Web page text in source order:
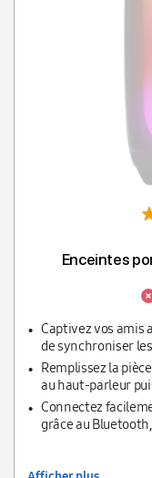
Enceintes
Captivez vos amis
de synchroniser
ou personnalisez-
Remplissez la
au haut-parleur
que le bas de
Connectez
grâce au